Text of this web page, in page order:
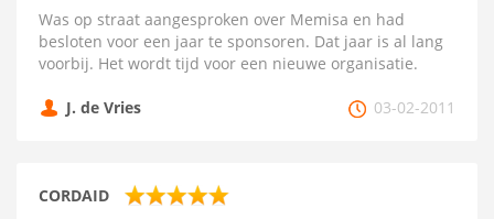
Was op straat aangesproken over Memisa en had
besloten voor een jaar te sponsoren. Dat jaar is al lang
voorbij. Het wordt tijd voor een nieuwe organisatie.
J. de Vries 03-02-2011
CORDAID